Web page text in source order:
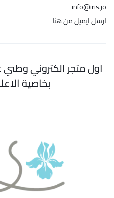
info@iris.jo
ارسل ايميل من هنا
اول متجر الكتروني وطني
بخاصية